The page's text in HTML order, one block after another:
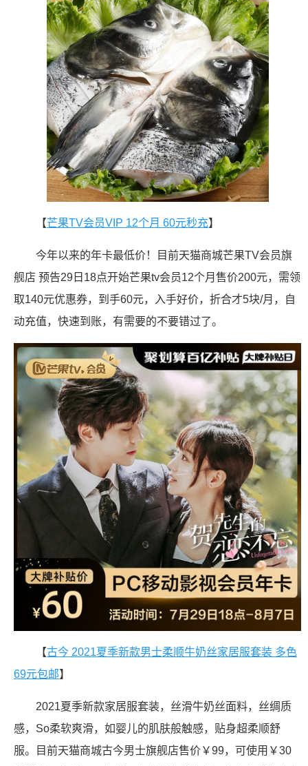
【芒果TV会员VIP 12个月 60元秒充】
今年以来的年卡最低价！目前天猫商城芒果TV会员旗
舰店 预告29日18点开始芒果tv会员12个月售价200元，需领
取140元优惠券，到手60元，入手好价，折合才5块/月，自
动充值，快速到账，有需要的不要错过了。
【古今 2021夏季新款男士柔顺牛奶丝家居服套装 多色
69元包邮】
2021夏季新款家居服套装，丝滑牛奶丝面料，丝绸质
感，So柔软爽滑，如婴儿的肌肤般触感，贴身超柔顺舒
服。目前天猫商城古今男士旗舰店售价￥99，可使用￥30